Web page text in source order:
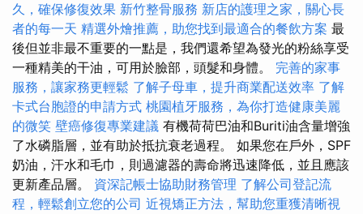
久，確保修復效果 新竹整骨服務 新店的護理之家，關心長
者的每一天 精選外燴推薦，助您找到最適合的餐飲方案 最
後但並非最不重要的一點是，我們還希望為發光的粉絲享受
一種精美的干油，可用於臉部，頭髮和身體。 完善的家事
服務，讓家務更輕鬆 了解子母車，提升商業配送效率 了解
卡式台胞證的申請方式 桃園植牙服務，為你打造健康美麗
的微笑 壁癌修復專業建議 有機荷荷巴油和Buriti油含量增強
了水磷脂層，並有助於抵抗衰老過程。 如果您在戶外，SPF
奶油，汗水和毛巾，則過濾器的壽命將迅速降低，並且應該
更新產品層。 資深記帳士協助財務管理 了解公司登記流
程，輕鬆創立您的公司 近視矯正方法，幫助您重獲清晰視